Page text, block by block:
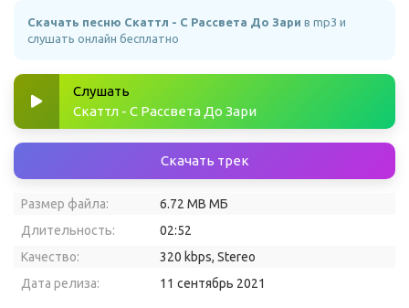
Скачать песню Скаттл - С Рассвета До Зари в mp3 и
слушать онлайн бесплатно
Слушать
Скаттл - С Рассвета До Зари
Скачать трек
Размер файла:
6.72 MB МБ
Длительность:
02:52
Качество:
320 kbps, Stereo
Дата релиза:
11 сентябрь 2021